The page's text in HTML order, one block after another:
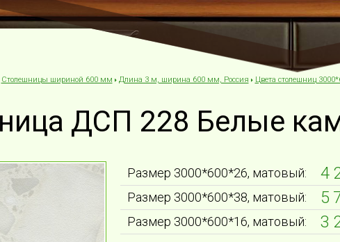
Столешницы шириной 600 мм Длина 3 м, ширина 600 мм, Россия Цвета столешниц
ДСП 228 Белые
Размер 3000*600*26, матовый: 4
Размер 3000*600*38, матовый: 5
Размер 3000*600*16, матовый: 3